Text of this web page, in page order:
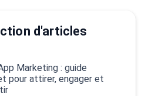
d'articles
Marketing : guide
pour attirer, engager et